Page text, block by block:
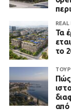
REAL
Τα
το
Πώς
από